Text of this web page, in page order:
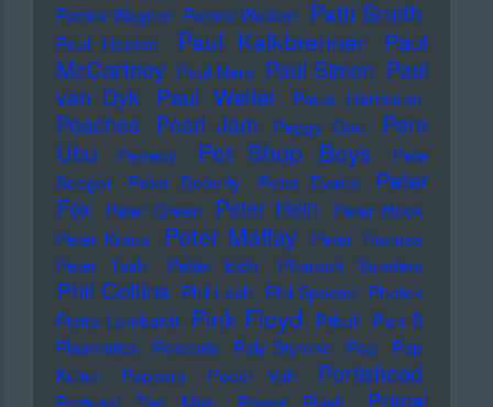
Patrick Wagner Patrick Walden Patti Smith
Paul Heaton Paul Kalkbrenner
Paul
McCartney Paul Nero Paul Simon Paul
van Dyk Paul Weller Paula Hartmann
Peaches Pearl Jam Peggy Gou
Pere
Ubu
Perrecy Pet Shop Boys
Pete
Seeger
Peter Doherty Peter Evans
Peter
Fox
Peter Green Peter Hein
Peter Hook
Peter Kraus
Peter Maffay
Peter Thomas
Peter Tosh
Petter Eldh Pharoah Sanders
Phil Collins Phil Lesh Phil Spector Photek
Pietro Lombardi
Pink Floyd Pitbull Plan B
Plasmatics
Polecats Poly Styrene Pop
Pop-
Kultur
Popcorn Popol Vuh Portishead
Portugal The Man Power Plush